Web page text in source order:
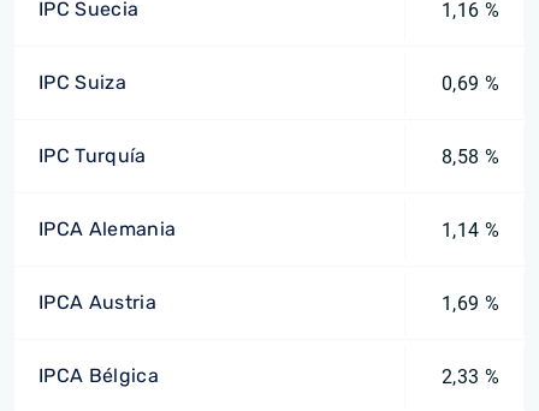
IPC Suecia 1,16 %
IPC Suiza 0,69 %
IPC Turquía 8,58 %
IPCA Alemania 1,14 %
IPCA Austria 1,69 %
IPCA Bélgica 2,33 %